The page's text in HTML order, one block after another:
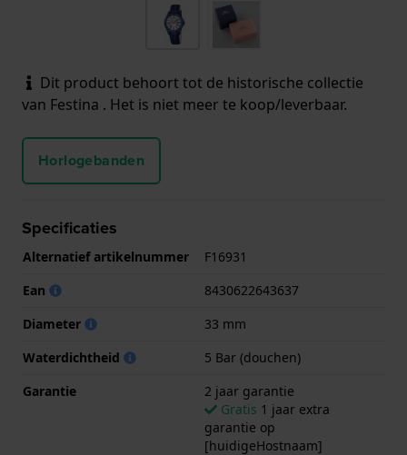
Dit product behoort tot de historische collectie
van Festina . Het is niet meer te koop/leverbaar.
Horlogebanden
Specificaties
Alternatief artikelnummer
F16931
Ean
8430622643637
Diameter
33 mm
Waterdichtheid
5 Bar (douchen)
Garantie
2 jaar garantie
Gratis 1 jaar extra
garantie op
[huidigeHostnaam]